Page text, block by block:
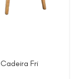
Cadeira Fri